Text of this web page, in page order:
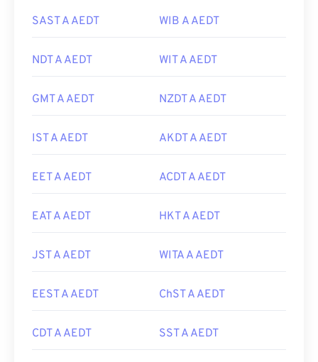
SAST A AEDT WIB A AEDT
NDT A AEDT WIT A AEDT
GMT A AEDT NZDT A AEDT
IST A AEDT AKDT A AEDT
EET A AEDT ACDT A AEDT
EAT A AEDT HKT A AEDT
JST A AEDT WITA A AEDT
EEST A AEDT ChST A AEDT
CDT A AEDT SST A AEDT